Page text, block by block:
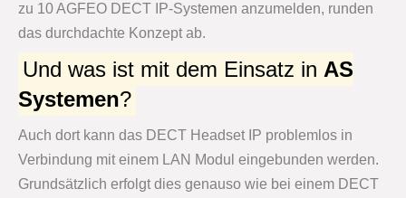
zu 10 AGFEO DECT IP-Systemen anzumelden, runden
das durchdachte Konzept ab.
Und was ist mit dem Einsatz in AS
Systemen?
Auch dort kann das DECT Headset IP problemlos in
Verbindung mit einem LAN Modul eingebunden werden.
Grundsätzlich erfolgt dies genauso wie bei einem DECT